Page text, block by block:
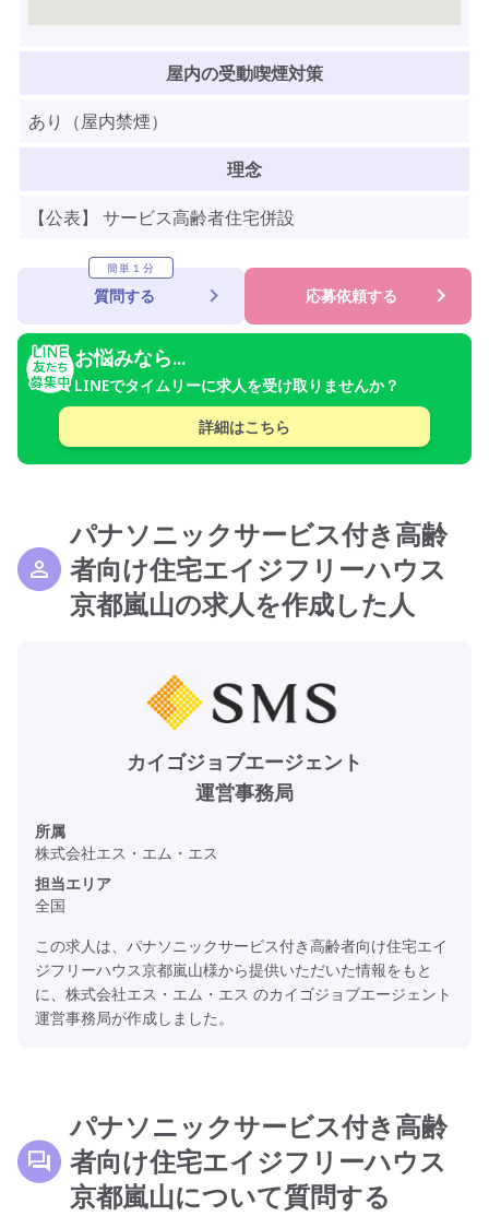
屋内の受動喫煙対策
あり（屋内禁煙）
理念
【公表】 サービス高齢者住宅併設
簡単１分
質問する 応募依頼する
お悩みなら...
LINEでタイムリーに求人を受け取りませんか？
詳細はこちら
パナソニックサービス付き高齢
者向け住宅エイジフリーハウス
京都嵐山の求人を作成した人
カイゴジョブエージェント
運営事務局
所属
株式会社エス・エム・エス
担当エリア
全国
この求人は、パナソニックサービス付き高齢者向け住宅エイ
ジフリーハウス京都嵐山様から提供いただいた情報をもと
に、株式会社エス・エム・エス のカイゴジョブエージェント
運営事務局が作成しました。
パナソニックサービス付き高齢
者向け住宅エイジフリーハウス
京都嵐山について質問する